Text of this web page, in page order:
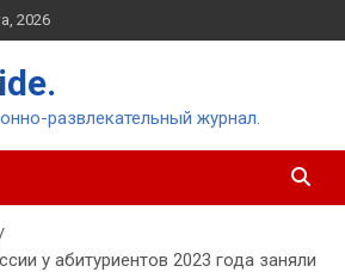
2026
развлекательный журнал.
у абитуриентов 2023 года заняли